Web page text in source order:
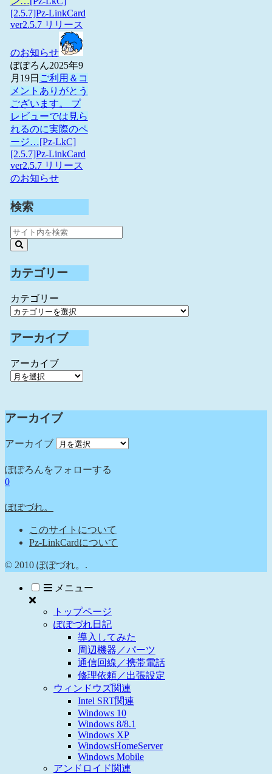
[2.5.7]Pz-LinkCard
ver2.5.7 リリース
のお知らせ
ぽぽろん2025年9
月19日 ご利用＆コ
メントありがとう
ございます。 プ
レビューでは見ら
れるのに実際のペ
ージ…[Pz-LkC]
[2.5.7]Pz-LinkCard
ver2.5.7 リリース
のお知らせ
検索
カテゴリー
カテゴリー
アーカイブ
アーカイブ
アーカイブ
アーカイブ
ぽぽろんをフォローする
0
ぽぽづれ。
このサイトについて
Pz-LinkCardについて
© 2010 ぽぽづれ。.
メニュー
トップページ
ぽぽづれ日記
導入してみた
周辺機器／パーツ
通信回線／携帯電話
修理依頼／出張設定
ウィンドウズ関連
Intel SRT関連
Windows 10
Windows 8/8.1
Windows XP
WindowsHomeServer
Windows Mobile
アンドロイド関連